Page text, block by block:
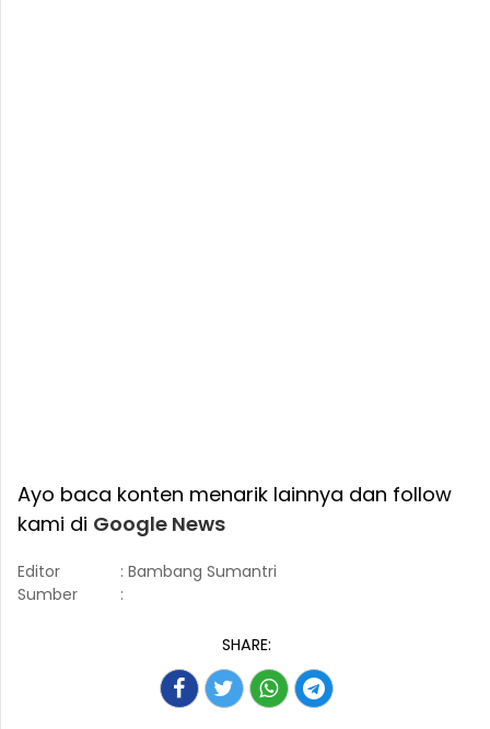
Ayo baca konten menarik lainnya dan follow
kami di Google News
Editor
: Bambang Sumantri
Sumber
:
SHARE: